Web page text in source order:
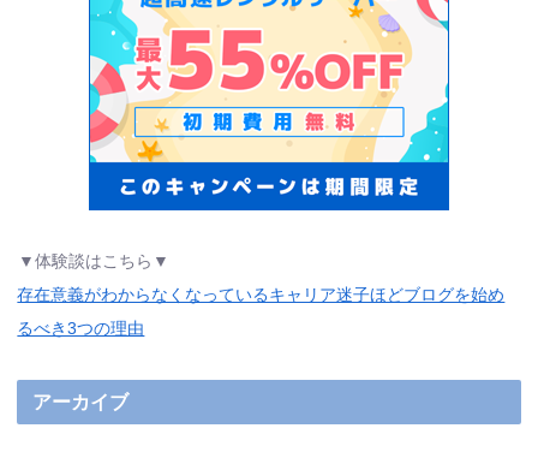
▼体験談はこちら▼
存在意義がわからなくなっているキャリア迷子ほどブログを始め
るべき3つの理由
アーカイブ